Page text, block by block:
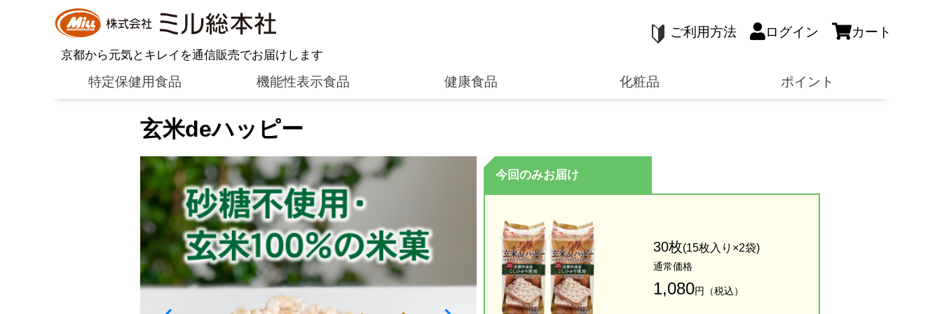
京都から元気とキレイを通信販売でお届けします
ご利用方法 ログイン カート
特定保健用食品 機能性表示食品 健康食品 化粧品 ポイント
玄米deハッピー
今回のみお届け
30枚(15枚入り×2袋)
通常価格
1,080円（税込）